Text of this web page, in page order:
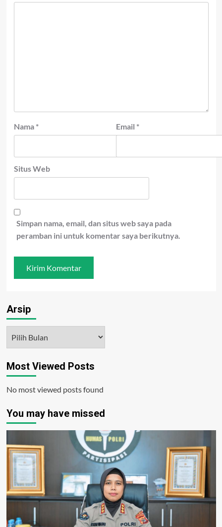
Nama * Email *
Situs Web
Simpan nama, email, dan situs web saya pada
peramban ini untuk komentar saya berikutnya.
Arsip
Most Viewed Posts
No most viewed posts found
You may have missed